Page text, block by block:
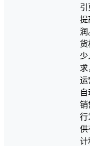
引
提
润
货
少
求
运
销
行
供
计